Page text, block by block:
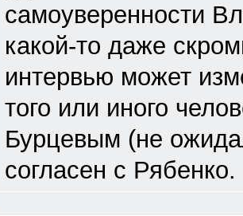
самоуверенности
какой-то даже
интервью может
того или иного
Бурцевым (не
согласен с Рябенко.